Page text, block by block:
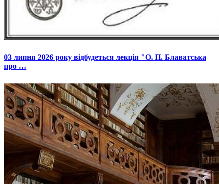
03 липня 2026 року відбудеться лекція "О. П. Блаватська
про …